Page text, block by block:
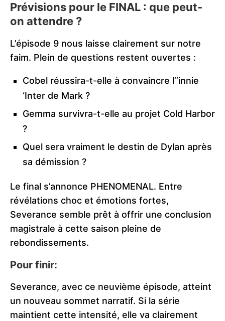
Prévisions pour le FINAL : que peut-
on attendre ?
L’épisode 9 nous laisse clairement sur notre
faim. Plein de questions restent ouvertes :
Cobel réussira-t-elle à convaincre l’’innie
‘Inter de Mark ?
Gemma survivra-t-elle au projet Cold Harbor
?
Quel sera vraiment le destin de Dylan après
sa démission ?
Le final s’annonce PHENOMENAL. Entre
révélations choc et émotions fortes,
Severance semble prêt à offrir une conclusion
magistrale à cette saison pleine de
rebondissements.
Pour finir:
Severance, avec ce neuvième épisode, atteint
un nouveau sommet narratif. Si la série
maintient cette intensité, elle va clairement